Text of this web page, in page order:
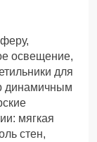
освещение,
для
динамичным
мягкая
стен,